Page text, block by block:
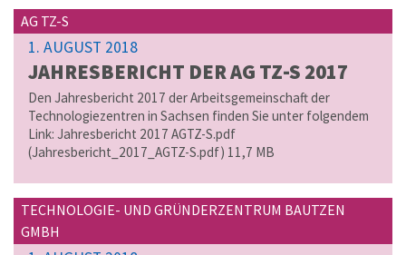
AG TZ-S
1. AUGUST 2018
JAH­RES­BE­RICHT DER AG TZ-S 2017
Den Jahresbericht 2017 der Arbeitsgemeinschaft der
Technologiezentren in Sachsen finden Sie unter folgendem
Link: Jahresbericht 2017 AGTZ-S.pdf
(Jahresbericht_2017_AGTZ-S.pdf) 11,7 MB
TECHNOLOGIE- UND GRÜNDERZENTRUM BAUTZEN
GMBH